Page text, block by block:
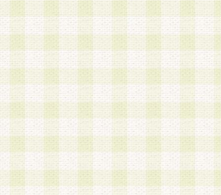
者については、登録時に 当社が別途定める方法
権者による承認手続きを行うものとします。
第3条 会員の登録方法
1.会員登録手続きは、会員登録希望者本人が行う
る登録は一切認められないものとします。
2.会員登録希望者は、本規約に同意の後、当社指
画 面」において、当社が指定する必要事項を入
を行うものとします。当社は、会員登録を承認し
会員として本サービスを 受けるためのログイン
を付与します。
3.会員は、会員登録の際に申告する登録情報の全
いかなる虚偽の申告をも行ってはならないものと
4.会員は、複数のログインＩＤおよびパスワード